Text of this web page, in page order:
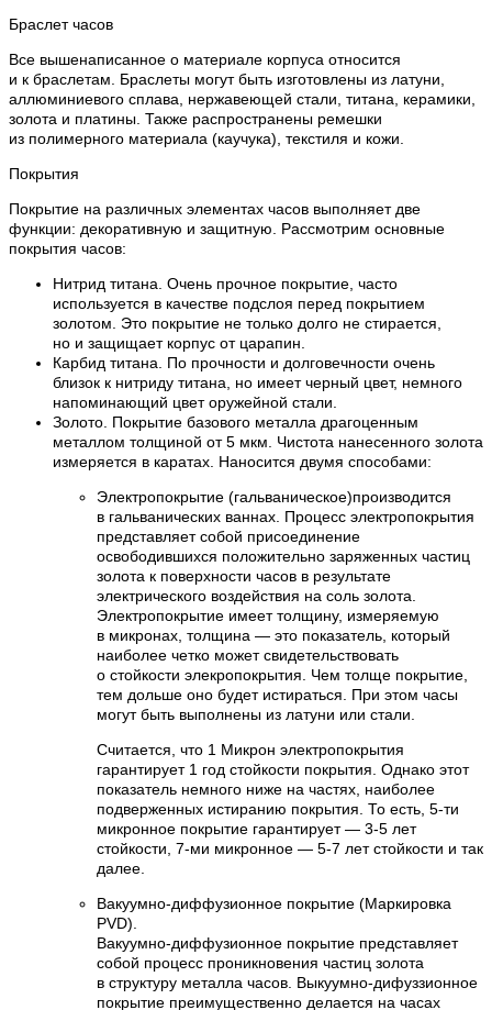
Браслет часов
Все вышенаписанное о материале корпуса относится
и к браслетам. Браслеты могут быть изготовлены из латуни,
аллюминиевого сплава, нержавеющей стали, титана, керамики,
золота и платины. Также распространены ремешки
из полимерного материала (каучука), текстиля и кожи.
Покрытия
Покрытие на различных элементах часов выполняет две
функции: декоративную и защитную. Рассмотрим основные
покрытия часов:
Нитрид титана. Очень прочное покрытие, часто
используется в качестве подслоя перед покрытием
золотом. Это покрытие не только долго не стирается,
но и защищает корпус от царапин.
Карбид титана. По прочности и долговечности очень
близок к нитриду титана, но имеет черный цвет, немного
напоминающий цвет оружейной стали.
Золото. Покрытие базового металла драгоценным
металлом толщиной от 5 мкм. Чистота нанесенного золота
измеряется в каратах. Наносится двумя способами:
Электропокрытие (гальваническое)производится
в гальванических ваннах. Процесс электропокрытия
представляет собой присоединение
освободившихся положительно заряженных частиц
золота к поверхности часов в результате
электрического воздействия на соль золота.
Электропокрытие имеет толщину, измеряемую
в микронах, толщина — это показатель, который
наиболее четко может свидетельствовать
о стойкости элекропокрытия. Чем толще покрытие,
тем дольше оно будет истираться. При этом часы
могут быть выполнены из латуни или стали.
Считается, что 1 Микрон электропокрытия
гарантирует 1 год стойкости покрытия. Однако этот
показатель немного ниже на частях, наиболее
подверженных истиранию покрытия. То есть, 5-ти
микронное покрытие гарантирует — 3-5 лет
стойкости, 7-ми микронное — 5-7 лет стойкости и так
далее.
Вакуумно-диффузионное покрытие (Маркировка
PVD).
Вакуумно-диффузионное покрытие представляет
собой процесс проникновения частиц золота
в структуру металла часов. Выкуумно-дифуззионное
покрытие преимущественно делается на часах